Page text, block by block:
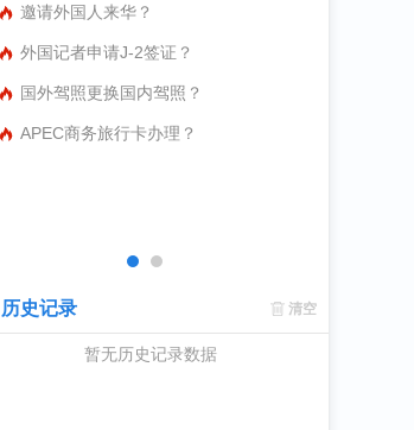
邀请外国人来华？
外国记者申请J-2签证？
国外驾照更换国内驾照？
APEC商务旅行卡办理？
历史记录 清空
暂无历史记录数据